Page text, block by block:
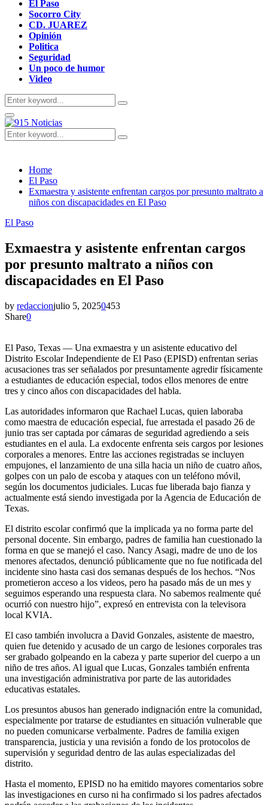
El Paso
Socorro City
CD. JUAREZ
Opinión
Politica
Seguridad
Un poco de humor
Video
Search
for:
Search
Primary
Menu
Search
for:
Search
Home
El Paso
Exmaestra y asistente enfrentan cargos por presunto maltrato a
niños con discapacidades en El Paso
El Paso
Exmaestra y asistente enfrentan cargos
por presunto maltrato a niños con
discapacidades en El Paso
by redaccionjulio 5, 20250453
Share0
El Paso, Texas — Una exmaestra y un asistente educativo del
Distrito Escolar Independiente de El Paso (EPISD) enfrentan serias
acusaciones tras ser señalados por presuntamente agredir físicamente
a estudiantes de educación especial, todos ellos menores de entre
tres y cinco años con discapacidades del habla.
Las autoridades informaron que Rachael Lucas, quien laboraba
como maestra de educación especial, fue arrestada el pasado 26 de
junio tras ser captada por cámaras de seguridad agrediendo a seis
estudiantes en el aula. La exdocente enfrenta seis cargos por lesiones
corporales a menores. Entre las acciones registradas se incluyen
empujones, el lanzamiento de una silla hacia un niño de cuatro años,
golpes con un palo de escoba y ataques con un teléfono móvil,
según los documentos judiciales. Lucas fue liberada bajo fianza y
actualmente está siendo investigada por la Agencia de Educación de
Texas.
El distrito escolar confirmó que la implicada ya no forma parte del
personal docente. Sin embargo, padres de familia han cuestionado la
forma en que se manejó el caso. Nancy Asagi, madre de uno de los
menores afectados, denunció públicamente que no fue notificada del
incidente sino hasta casi dos semanas después de los hechos. “Nos
prometieron acceso a los videos, pero ha pasado más de un mes y
seguimos esperando una respuesta clara. No sabemos realmente qué
ocurrió con nuestro hijo”, expresó en entrevista con la televisora
local KVIA.
El caso también involucra a David Gonzales, asistente de maestro,
quien fue detenido y acusado de un cargo de lesiones corporales tras
ser grabado golpeando en la cabeza y parte superior del cuerpo a un
niño de tres años. Al igual que Lucas, Gonzales también enfrenta
una investigación administrativa por parte de las autoridades
educativas estatales.
Los presuntos abusos han generado indignación entre la comunidad,
especialmente por tratarse de estudiantes en situación vulnerable que
no pueden comunicarse verbalmente. Padres de familia exigen
transparencia, justicia y una revisión a fondo de los protocolos de
supervisión y seguridad dentro de las aulas especializadas del
distrito.
Hasta el momento, EPISD no ha emitido mayores comentarios sobre
las investigaciones en curso ni ha confirmado si los padres afectados